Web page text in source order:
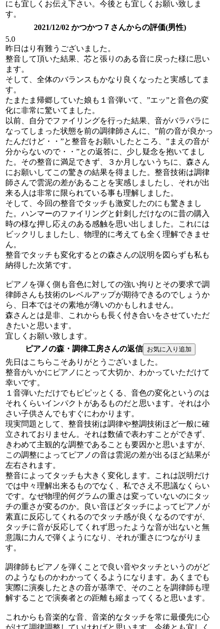
にも宜しくお伝え下さい。今後とも宜しくお願い致しま
す。
2021/12/02 かつかつ７さんからの評価(男性)
5.0
昨日はり有難うございました。
整音して頂いた結果、芯と張りのある音に戻った様に思い
ます。
そして、全体のバランスもかなり良くなったと実感してま
す。
たまたま帰郷していた娘も１音弾いて、”エッ”と音色の変
化に非常に驚いてました。
以前、自分でファイリングを行った結果、音がバラバラに
なってしまった状態を前の調律師さんに、”前の音が良かっ
たんだけど・・”と整音をお願いしたところ、”まえの音が
分からないので・・”との返答に、少し疑念を抱いてまし
た。その整音に満足できず、３か月しないうちに、森さん
にお願いしてこの驚きの結果を得ました。整音技術は調律
師さんで雲泥の差があることを実感しましたし、それが出
来る人は非常に限られている事も理解しました。
そして、今回の整音でタッチも激変したのにも驚きまし
た。ハンマーのファイリングと針刺しだけなのに昔の購入
時の様な押し応えのある感触を思い出しました。これには
ビックリしましたし、物理的に考えても全く理解できませ
ん。
整音でタッチも変化するとの森さんの説明を図らずも私も
納得した次第です。
ピアノを弾く側も音色に対しての強い拘りとその要求で調
律師さんも技術のレベルアップが期待できるのでしょうか
ら、日本ではその素地が薄いのかもしれません。
森さんとは是非、これからも長く付き合いをさせていただ
きたいと思います。
宜しくお願い致します。
ピアノの森・調律工房さんの返信
先日はこちらこそありがとうございました。
整音がいかにピアノにとって大切か、わかっていただけて
幸いです。
１音弾いただけでもピピッとくる、音色の変化というのは
それくらいインパクトがあるものだと思います。それは小
さい子供さんでもすぐにわかります。
現実問題として、整音技術は調律や整調技術ほど一般に確
立されておりません。それは数値で表わすことができず、
きわめて主観的な調整であることも要因かと思いますが、
この調整によってピアノの音は雲泥の差が出るほど結果が
左右されます。
整音によってタッチも大きく変化します。これは説明だけ
では中々理解出来るものでなく、私でさえ不思議なくらい
です。なぜ物理的何グラムの重さは変っていないのにタッ
チの重さが変るのか。良い音ほどタッチによってピアノが
素直に反応してくれるのでタッチ感が良くなるのですが、
タッチに音が反応してくれず思ったような音が出ないと無
意識に力んで弾くようになり、それが重さにつながりま
す。
調律師もピアノを弾くことで良い音やタッチというのがど
のようなものかわかってくるようになります。あくまでも
実際に演奏したときの音が基準で、そのことを調律師も理
解することで演奏者との距離も縮まってくると思います。
これからも音楽的な音、音楽的なタッチを常に最優先に心
がけて調律調整していければと思います。今後とも宜しく